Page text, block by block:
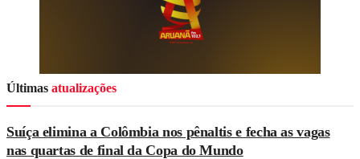
Últimas atualizações
Suíça elimina a Colômbia nos pênaltis e fecha as vagas
nas quartas de final da Copa do Mundo